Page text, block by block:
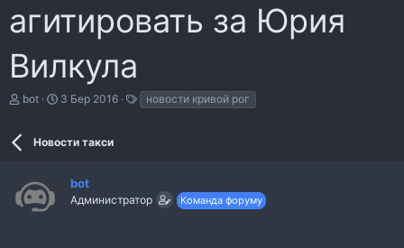
агитировать за Юрия
Вилкула
А
е
м
bot
Д
а
3 Бер 2016
е
новости кривой рог
Новости такси
bot
Администратор Команда форуму